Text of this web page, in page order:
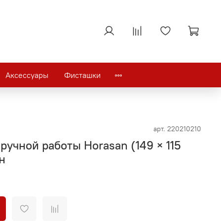
Аксессуары Фисташки
арт. 220210210
работы Horasan (149 × 115